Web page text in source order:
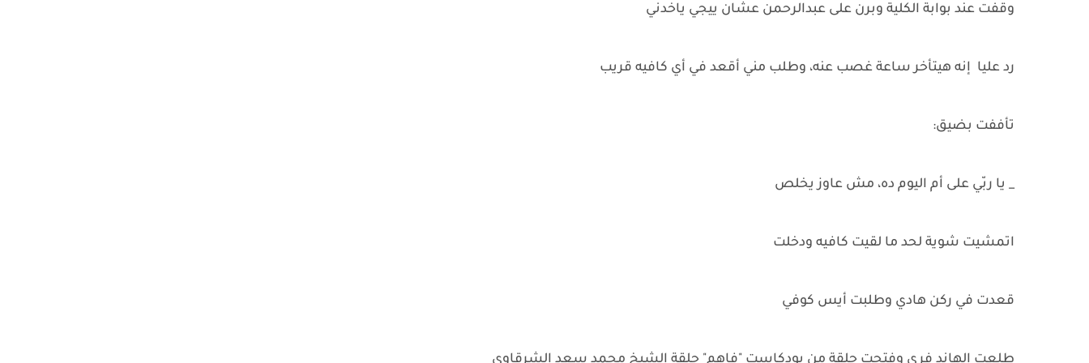
وقفت عند بوابة الكلية وبرن على عبدالرحمن عشان ييجي ياخدني
رد عليا إنه هيتأخر ساعة غصب عنه، وطلب مني أقعد في أي كافيه قريب
تأففت بضيق:
_ يا ربّي على أم اليوم ده، مش عاوز يخلص
اتمشيت شوية لحد ما لقيت كافيه ودخلت
قعدت في ركن هادي وطلبت أيس كوفي
طلعت الهاند فري وفتحت حلقة من بودكاست "فاهم" حلقة الشيخ محمد سعد الشرقاوي